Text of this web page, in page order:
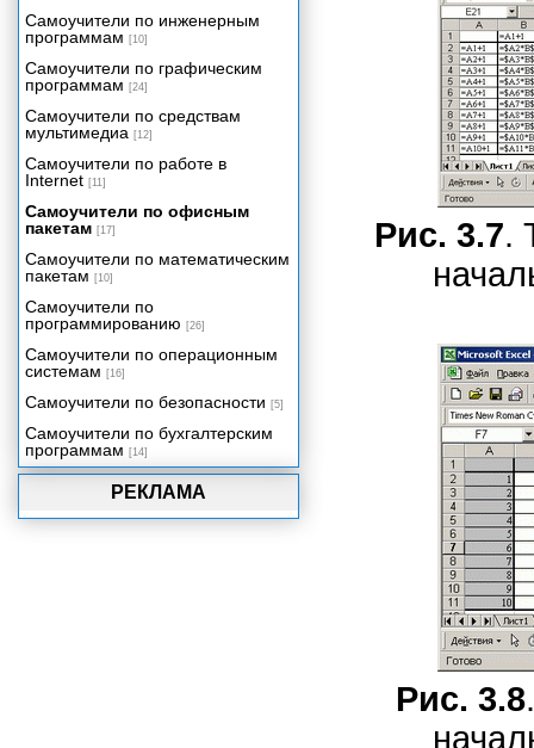
Рис. 3.7.
Рис. 3.8
РЕКЛАМА
Создание табличной базы
данных сотрудников
Должностные оклады и премии
Написание числовых данных
прописью
Электронный табель учета
рабочего времени
Учет и налогообложение доходов
физических лиц
Учет доходов и расходов в быту и
Функции рабочего листа
Самоучители по инженерным
программам [10]
Самоучители по графическим
программам [24]
Самоучители по средствам
мультимедиа [12]
Самоучители по работе в
Internet [11]
Самоучители по офисным
пакетам [17]
Самоучители по математическим
пакетам [10]
Самоучители по
программированию [26]
Самоучители по операционным
системам [16]
Самоучители по безопасности [5]
Самоучители по бухгалтерским
программам [14]